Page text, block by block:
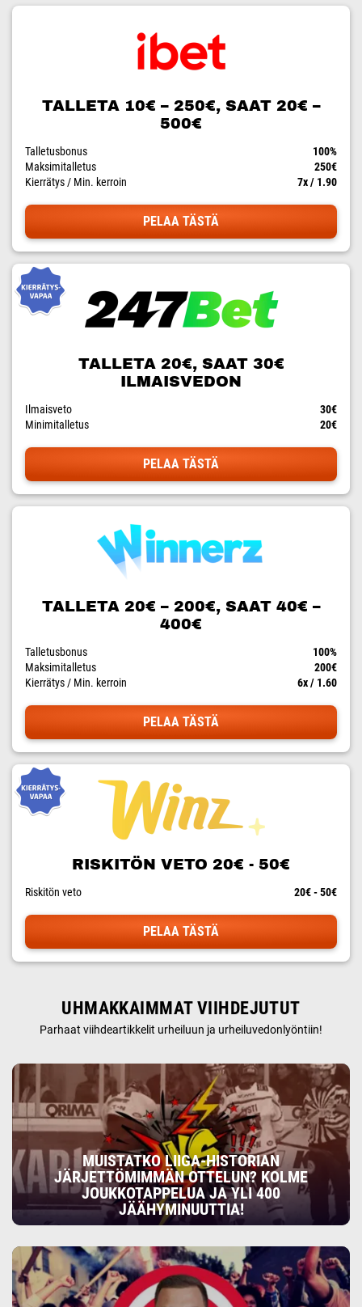
TALLETA 10€ – 250€, SAAT 20€ –
500€
Talletusbonus
100%
Maksimitalletus
250€
Kierrätys / Min. kerroin
7x / 1.90
PELAA TÄSTÄ
TALLETA 20€, SAAT 30€
ILMAISVEDON
Ilmaisveto
30€
Minimitalletus
20€
PELAA TÄSTÄ
TALLETA 20€ – 200€, SAAT 40€ –
400€
Talletusbonus
100%
Maksimitalletus
200€
Kierrätys / Min. kerroin
6x / 1.60
PELAA TÄSTÄ
RISKITÖN VETO 20€ - 50€
Riskitön veto 20€ - 50€
PELAA TÄSTÄ
UHMAKKAIMMAT VIIHDEJUTUT
Parhaat viihdeartikkelit urheiluun ja urheiluvedonlyöntiin!
MUISTATKO LIIGA-HISTORIAN
JÄRJETTÖMIMMÄN OTTELUN? KOLME
JOUKKOTAPPELUA JA YLI 400
JÄÄHYMINUUTTIA!